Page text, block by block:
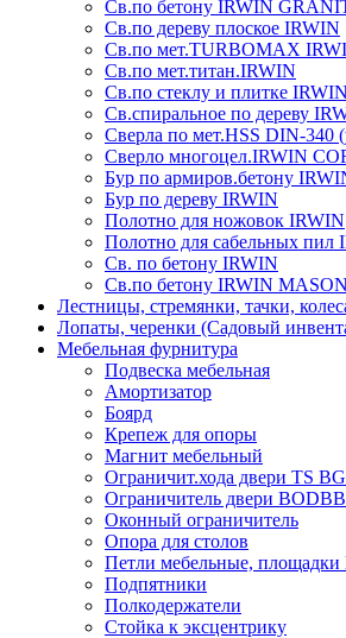
Св.по бетону IRWIN
Св.по дереву плоское IRWIN
Св.по мет.TURBOMAX
Св.по мет.титан.IRWIN
Св.по стеклу и плитке IRWIN
Св.спиральное по дереву
Сверла по мет.HSS DIN-340
Сверло многоцел.IRWIN
Бур по армиров.бетону
Бур по дереву IRWIN
Полотно для ножовок IRWIN
Полотно для сабельных пил
Св. по бетону IRWIN
Св.по бетону IRWIN
Лестницы, стремянки, тачки,
Лопаты, черенки (Садовый
Мебельная фурнитура
Подвеска мебельная
Амортизатор
Боярд
Крепеж для опоры
Магнит мебельный
Ограничит.хода двери TS
Ограничитель двери
Оконный ограничитель
Опора для столов
Петли мебельные,
Подпятники
Полкодержатели
Стойка к эксцентрику